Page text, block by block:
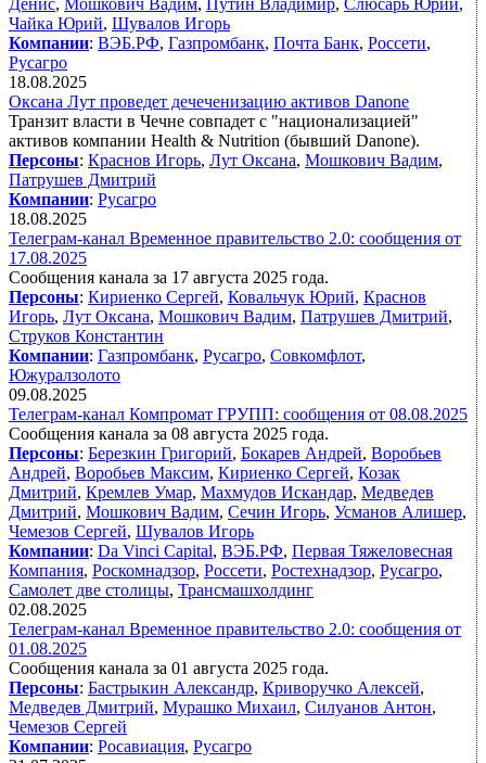
Денис, Мошкович Вадим, Путин Владимир, Слюсарь Юрий,
Чайка Юрий, Шувалов Игорь
Компании: ВЭБ.РФ, Газпромбанк, Почта Банк, Россети,
Русагро
18.08.2025
Оксана Лут проведет дечеченизацию активов Danone
Транзит власти в Чечне совпадет с "национализацией"
активов компании Health & Nutrition (бывший Danone).
Персоны: Краснов Игорь, Лут Оксана, Мошкович Вадим,
Патрушев Дмитрий
Компании: Русагро
18.08.2025
Телеграм-канал Временное правительство 2.0: сообщения от
17.08.2025
Сообщения канала за 17 августа 2025 года.
Персоны: Кириенко Сергей, Ковальчук Юрий, Краснов
Игорь, Лут Оксана, Мошкович Вадим, Патрушев Дмитрий,
Струков Константин
Компании: Газпромбанк, Русагро, Совкомфлот,
Южуралзолото
09.08.2025
Телеграм-канал Компромат ГРУПП: сообщения от 08.08.2025
Сообщения канала за 08 августа 2025 года.
Персоны: Березкин Григорий, Бокарев Андрей, Воробьев
Андрей, Воробьев Максим, Кириенко Сергей, Козак
Дмитрий, Кремлев Умар, Махмудов Искандар, Медведев
Дмитрий, Мошкович Вадим, Сечин Игорь, Усманов Алишер,
Чемезов Сергей, Шувалов Игорь
Компании: Da Vinci Capital, ВЭБ.РФ, Первая Тяжеловесная
Компания, Роскомнадзор, Россети, Ростехнадзор, Русагро,
Самолет две столицы, Трансмашхолдинг
02.08.2025
Телеграм-канал Временное правительство 2.0: сообщения от
01.08.2025
Сообщения канала за 01 августа 2025 года.
Персоны: Бастрыкин Александр, Криворучко Алексей,
Медведев Дмитрий, Мурашко Михаил, Силуанов Антон,
Чемезов Сергей
Компании: Росавиация, Русагро